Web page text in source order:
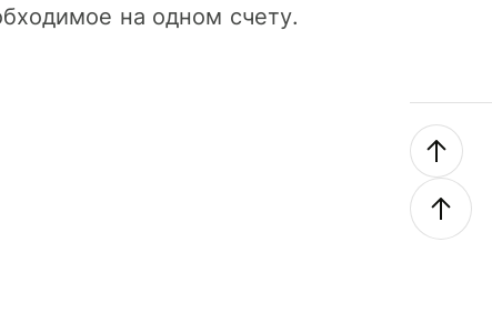
на одном счету.